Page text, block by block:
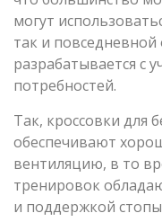
могут
так и
разрабатывается с
потребностей.
Так, кроссовки для
обеспечивают
вентиляцию, в то
тренировок
и поддержкой